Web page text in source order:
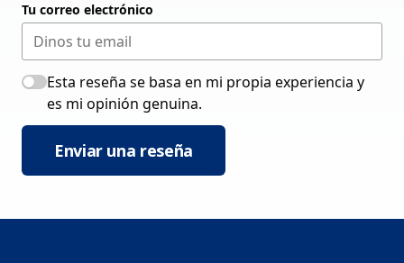
Tu correo electrónico
Esta reseña se basa en mi propia experiencia y
es mi opinión genuina.
Enviar una reseña